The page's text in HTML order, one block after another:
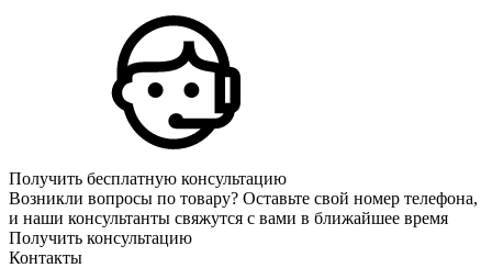
Получить бесплатную консультацию
Возникли вопросы по товару? Оставьте свой номер телефона,
и наши консультанты свяжутся с вами в ближайшее время
Получить консультацию
Контакты